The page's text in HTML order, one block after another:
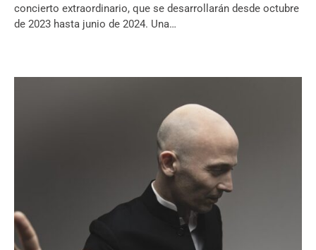
concierto extraordinario, que se desarrollarán desde octubre
de 2023 hasta junio de 2024. Una…